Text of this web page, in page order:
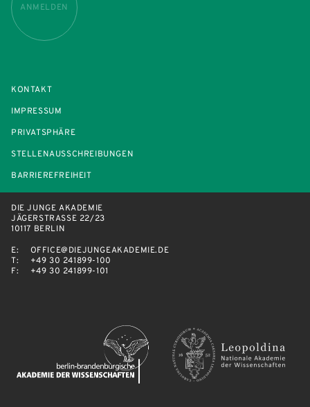
ANMELDEN
KONTAKT
IMPRESSUM
PRIVATSPHÄRE
STELLENAUSSCHREIBUNGEN
BARRIEREFREIHEIT
DIE JUNGE AKADEMIE
JÄGERSTRASSE 22/23
10117 BERLIN
E:
OFFICE@DIEJUNGEAKADEMIE.DE
T:
+49 30 241899-100
F:
+49 30 241899-101